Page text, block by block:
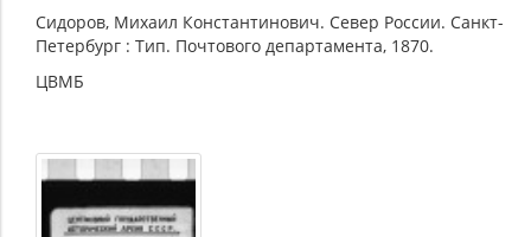
Сидоров, Михаил Константинович. Север России. Санкт-
Петербург : Тип. Почтового департамента, 1870.
ЦВМБ